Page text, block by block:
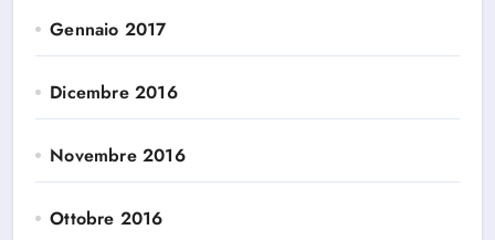
Gennaio 2017
Dicembre 2016
Novembre 2016
Ottobre 2016